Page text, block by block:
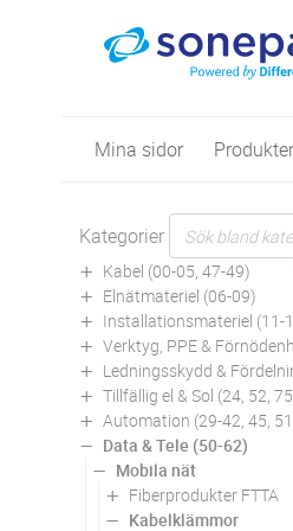
Mina sidor Produkter
Kategorier
Kabel (00-05, 47-49)
Elnätmateriel (06-09)
Installationsmateriel (11-
Verktyg, PPE &
Ledningsskydd &
Tillfällig el & Sol (24, 52,
Automation (29-42, 45,
Data & Tele (50-62)
Mobila nät
Fiberprodukter FTTA
Kabelklämmor